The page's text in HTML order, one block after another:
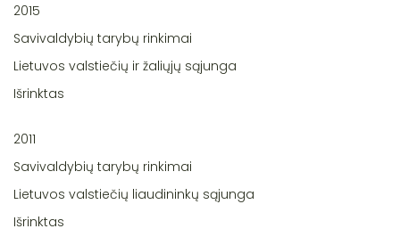
2015
Savivaldybių tarybų rinkimai
Lietuvos valstiečių ir žaliųjų sąjunga
Išrinktas
2011
Savivaldybių tarybų rinkimai
Lietuvos valstiečių liaudininkų sąjunga
Išrinktas